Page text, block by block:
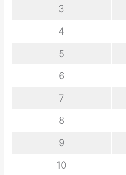
3
4
5
6
7
8
9
10